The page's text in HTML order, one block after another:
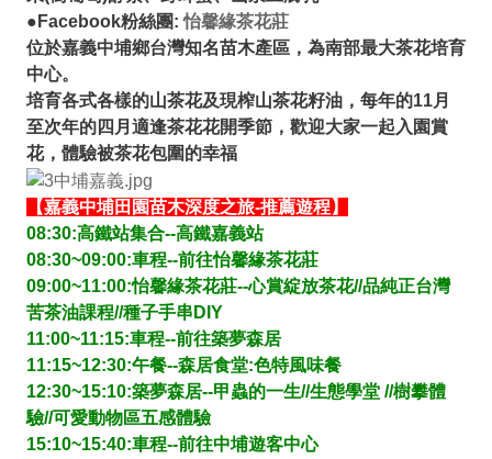
●Facebook粉絲團:怡馨緣茶花莊
位於嘉義中埔鄉台灣知名苗木產區，為南部最大茶花培育
中心。
培育各式各樣的山茶花及現榨山茶花籽油，每年的11月
至次年的四月適逢茶花花開季節，歡迎大家一起入園賞
花，體驗被茶花包圍的幸福
【嘉義中埔田園苗木深度之旅-推薦遊程】
08:30:高鐵站集合--高鐵嘉義站
08:30~09:00:車程--前往怡馨緣茶花莊
09:00~11:00:怡馨緣茶花莊--心賞綻放茶花//品純正台灣
苦茶油課程//種子手串DIY
11:00~11:15:車程--前往築夢森居
11:15~12:30:午餐--森居食堂:色特風味餐
12:30~15:10:築夢森居--甲蟲的一生//生態學堂 //樹攀體
驗//可愛動物區五感體驗
15:10~15:40:車程--前往中埔遊客中心